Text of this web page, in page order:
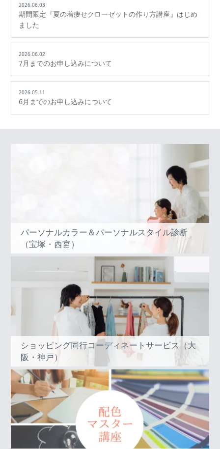
2026.06.03
期間限定『夏の着痩せクローゼットの作り方講座』はじめ
ました
2026.06.02
7月までのお申し込みについて
2026.05.11
6月までのお申し込みについて
パーソナルカラー＆パーソナルスタイル診断
（宝塚・西宮）
ショッピング同行コーディネートサービス（大
阪・神戸）